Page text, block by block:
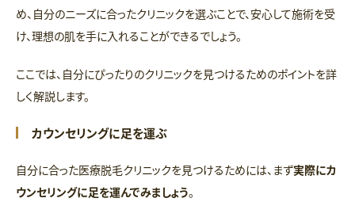
め、自分のニーズに合ったクリニックを選ぶことで、安心して施術を受
け、理想の肌を手に入れることができるでしょう。
ここでは、自分にぴったりのクリニックを見つけるためのポイントを詳
しく解説します。
カウンセリングに足を運ぶ
自分に合った医療脱毛クリニックを見つけるためには、まず実際にカ
ウンセリングに足を運んでみましょう。